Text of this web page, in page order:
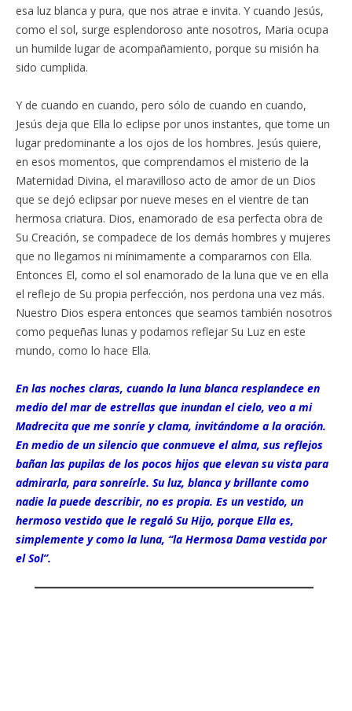
esa luz blanca y pura, que nos atrae e invita. Y cuando Jesús,
como el sol, surge esplendoroso ante nosotros, Maria ocupa
un humilde lugar de acompañamiento, porque su misión ha
sido cumplida.
Y de cuando en cuando, pero sólo de cuando en cuando,
Jesús deja que Ella lo eclipse por unos instantes, que tome un
lugar predominante a los ojos de los hombres. Jesús quiere,
en esos momentos, que comprendamos el misterio de la
Maternidad Divina, el maravilloso acto de amor de un Dios
que se dejó eclipsar por nueve meses en el vientre de tan
hermosa criatura. Dios, enamorado de esa perfecta obra de
Su Creación, se compadece de los demás hombres y mujeres
que no llegamos ni mínimamente a compararnos con Ella.
Entonces El, como el sol enamorado de la luna que ve en ella
el reflejo de Su propia perfección, nos perdona una vez más.
Nuestro Dios espera entonces que seamos también nosotros
como pequeñas lunas y podamos reflejar Su Luz en este
mundo, como lo hace Ella.
En las noches claras, cuando la luna blanca resplandece en
medio del mar de estrellas que inundan el cielo, veo a mi
Madrecita que me sonríe y clama, invitándome a la oración.
En medio de un silencio que conmueve el alma, sus reflejos
bañan las pupilas de los pocos hijos que elevan su vista para
admirarla, para sonreírle. Su luz, blanca y brillante como
nadie la puede describir, no es propia. Es un vestido, un
hermoso vestido que le regaló Su Hijo, porque Ella es,
simplemente y como la luna, “la Hermosa Dama vestida por
el Sol”.